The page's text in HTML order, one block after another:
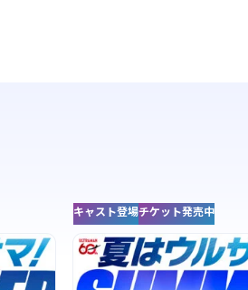
キャスト登場チケット発売中